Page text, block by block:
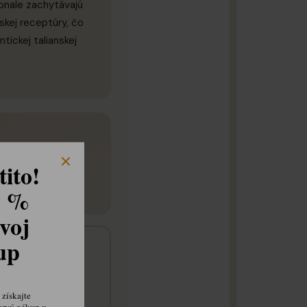
zachytávajú
receptúry, čo
talianskej
%